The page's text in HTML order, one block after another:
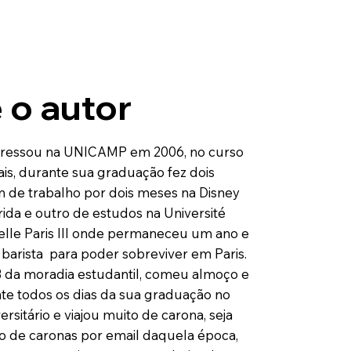
o autor
na UNICAMP em 2006, no curso
durante sua graduação fez dois
de trabalho por dois meses na Disney
e outro de estudos na Université
Paris III onde permaneceu um ano e
para poder sobreviver em Paris.
da moradia estudantil, comeu almoço e
todos os dias da sua graduação no
e viajou muito de carona, seja
de caronas por email daquela época,